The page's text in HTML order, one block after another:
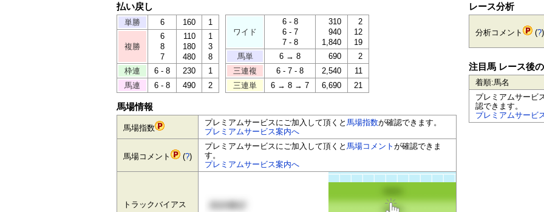
払い戻し
単勝 6 160 1
複勝
6
8
7
110
180
480
1
3
8
枠連
6 - 8 230
1
馬連
6 - 8 490 2
ワイド
6 - 8
6 - 7
7 - 8
310
940
1,840
2
12
19
馬単
6 → 8 690
2
三連複
6 - 7 - 8 2,540
11
三連単
6 → 8 → 7 6,690 21
馬場情報
馬場指数
プレミアムサービスにご加入して頂くと 馬場指数が確認できます。
プレミアムサービス案内へ
馬場コメント (?)
プレミアムサービスにご加入して頂くと 馬場コメント が確認できま
す。
プレミアムサービス案内へ
トラックバイアス
レース分析
分析コメント (?)
注目馬 レース後
着順:馬名
プレミアムサービ
認できます。
プレミアムサービ